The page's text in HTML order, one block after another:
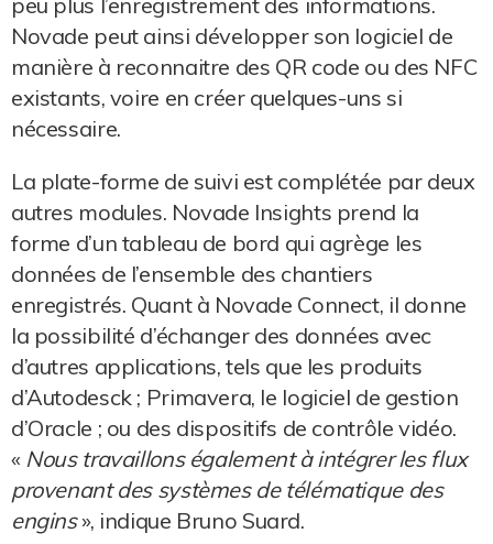
Novade peut ainsi développer son logiciel de
manière à reconnaitre des QR code ou des NFC
existants, voire en créer quelques-uns si
nécessaire.
La plate-forme de suivi est complétée par deux
autres modules. Novade Insights prend la
forme d’un tableau de bord qui agrège les
données de l’ensemble des chantiers
enregistrés. Quant à Novade Connect, il donne
la possibilité d’échanger des données avec
d’autres applications, tels que les produits
d’Autodesck ; Primavera, le logiciel de gestion
d’Oracle ; ou des dispositifs de contrôle vidéo.
« Nous travaillons également à intégrer les flux
provenant des systèmes de télématique des
engins», indique Bruno Suard.